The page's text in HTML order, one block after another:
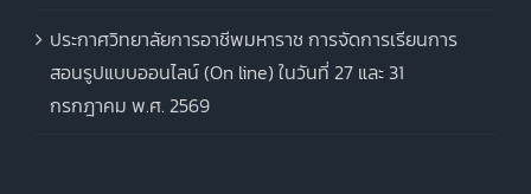
ประกาศวิทยาลัยการอาชีพมหาราช การจัดการเรียนการ
สอนรูปแบบออนไลน์ (On line) ในวันที่ 27 และ 31
กรกฎาคม พ.ศ. 2569